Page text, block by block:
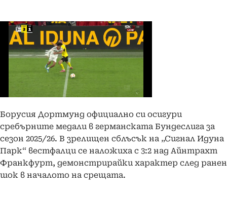
Борусия Дортмунд официално си осигури
сребърните медали в германската Бундеслига за
сезон 2025/26. В зрелищен сблъсък на „Сигнал Идуна
Парк“ вестфалци се наложиха с 3:2 над Айнтрахт
Франкфурт, демонстрирайки характер след ранен
шок в началото на срещата.